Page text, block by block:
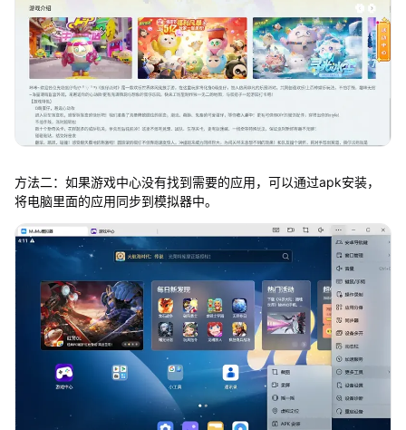
方法二：如果游戏中心没有找到需要的应用，可以通过apk安装，
将电脑里面的应用同步到模拟器中。